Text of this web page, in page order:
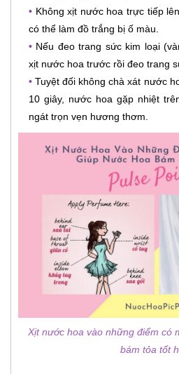
• Không xịt nước hoa trực tiếp
có thể làm đồ trắng bị ố màu.
• Nếu đeo trang sức kim loại
xịt nước hoa trước rồi đeo trang
• Tuyệt đối không chà xát nước
10 giây, nước hoa gặp nhiệt
ngát trọn vẹn hương thơm.
Xịt nước hoa vào những điểm có
bám tỏa tốt